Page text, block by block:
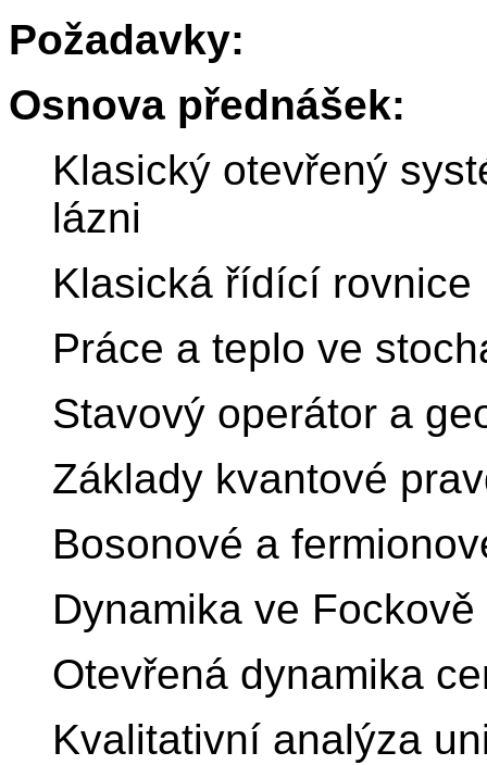
Požadavky:
Osnova přednášek:
Klasický otevřený
lázni
Klasická řídící rovnice
Práce a teplo ve
Stavový operátor a
Základy kvantové
Bosonové a
Dynamika ve
Otevřená dynamika
Kvalitativní analýza